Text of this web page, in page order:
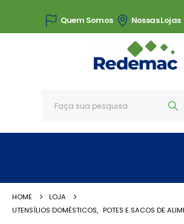
Quem Somos Nossas Lojas
HOME
LOJA
UTENSÍLIOS DOMÉSTICOS, POTES E SACOS DE